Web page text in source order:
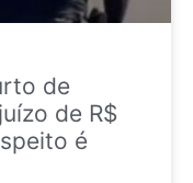
de
de R$
é